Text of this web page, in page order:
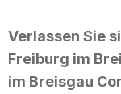
Verlassen Sie
Freiburg im
im Breisgau